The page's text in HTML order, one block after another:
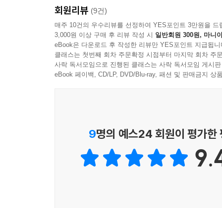
꼼꼼함을 느낄 수 있었습니다.
- 유상규 (크래프톤 DLOPS팀)
회원리뷰 (9건)
매주 10건의 우수리뷰를 선정하여 YES포인트 3만원을 드
3,000원 이상 구매 후 리뷰 작성 시 일반회원 300원, 마니
eBook은 다운로드 후 작성한 리뷰만 YES포인트 지급됩니
클래스는 첫번째 회차 주문확정 시점부터 마지막 회차 주
사락 독서모임으로 진행된 클래스는 사락 독서모임 게시
eBook 페이백, CD/LP, DVD/Blu-ray, 패션 및 판매금지 상
9명의 예스24 회원이 평가한